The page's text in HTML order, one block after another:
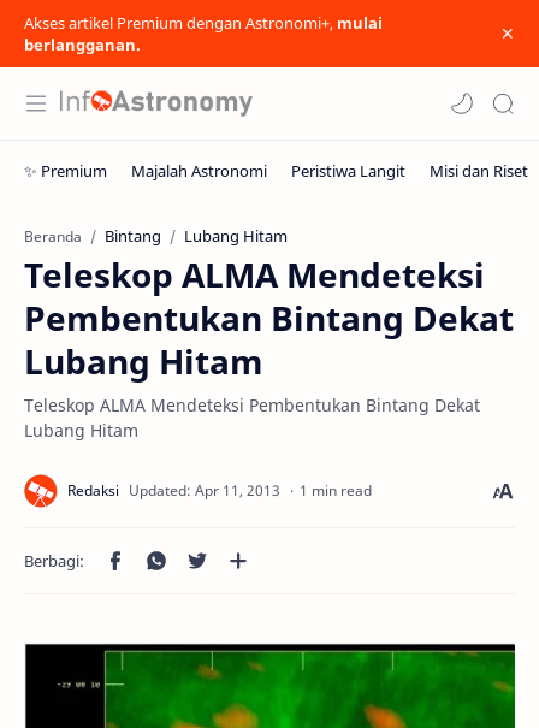
Akses artikel Premium dengan Astronomi+, mulai
berlangganan.
Beranda Bintang Lubang Hitam
Teleskop ALMA Mendeteksi
Pembentukan Bintang Dekat
Lubang Hitam
Teleskop ALMA Mendeteksi Pembentukan Bintang Dekat
Lubang Hitam
1 min read